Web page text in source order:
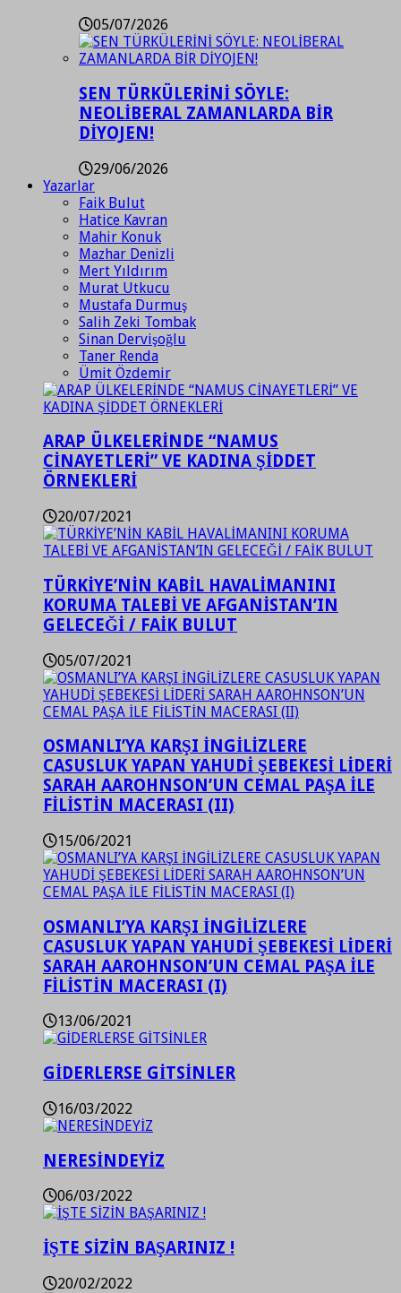
05/07/2026
SEN TÜRKÜLERİNİ SÖYLE:
NEOLİBERAL ZAMANLARDA BİR
DİYOJEN!
29/06/2026
Yazarlar
Faik Bulut
Hatice Kavran
Mahir Konuk
Mazhar Denizli
Mert Yıldırım
Murat Utkucu
Mustafa Durmuş
Salih Zeki Tombak
Sinan Dervişoğlu
Taner Renda
Ümit Özdemir
ARAP ÜLKELERİNDE “NAMUS
CİNAYETLERİ” VE KADINA ŞİDDET
ÖRNEKLERİ
20/07/2021
TÜRKİYE’NİN KABİL HAVALİMANINI
KORUMA TALEBİ VE AFGANİSTAN’IN
GELECEĞİ / FAİK BULUT
05/07/2021
OSMANLI’YA KARŞI İNGİLİZLERE
CASUSLUK YAPAN YAHUDİ ŞEBEKESİ LİDERİ
SARAH AAROHNSON’UN CEMAL PAŞA İLE
FİLİSTİN MACERASI (II)
15/06/2021
OSMANLI’YA KARŞI İNGİLİZLERE
CASUSLUK YAPAN YAHUDİ ŞEBEKESİ LİDERİ
SARAH AAROHNSON’UN CEMAL PAŞA İLE
FİLİSTİN MACERASI (I)
13/06/2021
GİDERLERSE GİTSİNLER
16/03/2022
NERESİNDEYİZ
06/03/2022
İŞTE SİZİN BAŞARINIZ !
20/02/2022